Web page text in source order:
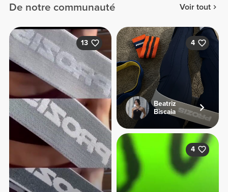
De notre communauté Voir tout
13 4
Beatriz
Biscaia
4